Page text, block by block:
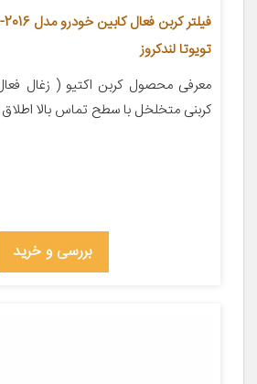
تویوتا لندکروز
معرفی محصول کربن اکتیو ( زغال
کربنی متخلخل با سطح تماس بالا
بررسی و خرید